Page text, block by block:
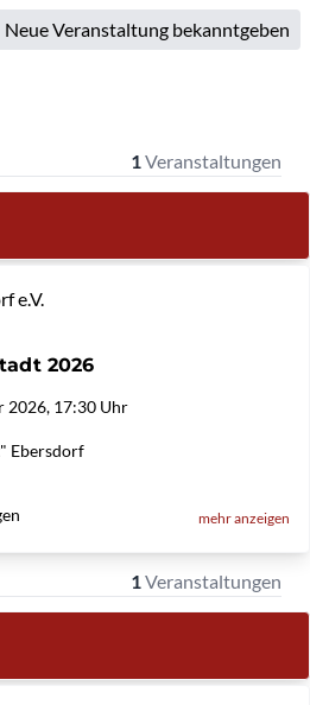
Neue Veranstaltung bekanntgeben
1Veranstaltungen
e.V.
2026
2026, 17:30 Uhr
Ebersdorf
mehr anzeigen
1Veranstaltungen